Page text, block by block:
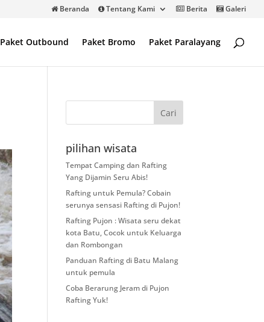
Beranda Tentang Kami Berita Galeri
Paket Outbound Paket Bromo Paket Paralayang
pilihan wisata
Tempat Camping dan Rafting
Yang Dijamin Seru Abis!
Rafting untuk Pemula? Cobain
serunya sensasi Rafting di Pujon!
Rafting Pujon : Wisata seru dekat
kota Batu, Cocok untuk Keluarga
dan Rombongan
Panduan Rafting di Batu Malang
untuk pemula
Coba Berarung Jeram di Pujon
Rafting Yuk!